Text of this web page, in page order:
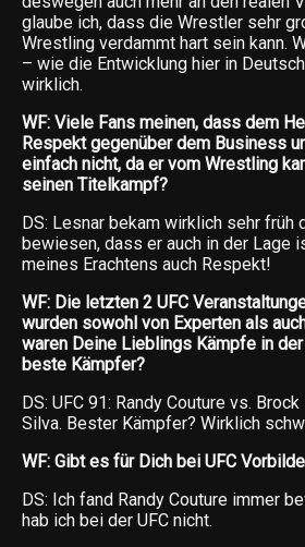
glaube ich, dass die Wrestler sehr
Wrestling verdammt hart sein kann.
– wie die Entwicklung hier in
wirklich.
WF: Viele Fans meinen, dass dem
Respekt gegenüber dem Business
einfach nicht, da er vom Wrestling
seinen Titelkampf?
DS: Lesnar bekam wirklich sehr
bewiesen, dass er auch in der Lage
meines Erachtens auch Respekt!
WF: Die letzten 2 UFC
wurden sowohl von Experten als
waren Deine Lieblings Kämpfe in
beste Kämpfer?
DS: UFC 91: Randy Couture vs.
Silva. Bester Kämpfer? Wirklich
WF: Gibt es für Dich bei UFC
DS: Ich fand Randy Couture immer
hab ich bei der UFC nicht.